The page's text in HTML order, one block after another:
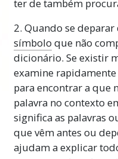
ter de também
2. Quando se
símbolo que não
dicionário. Se existir
examine
para encontrar a que
palavra no contexto
significa as palavras
que vêm antes ou
ajudam a explicar